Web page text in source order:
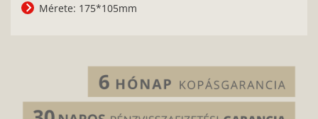
Mérete: 175*105mm